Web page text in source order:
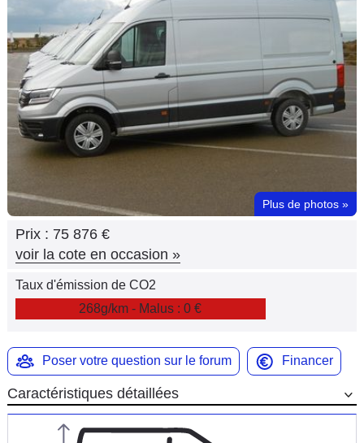
Utilitaires
Flottes
Auto
Services
Forum
Moto
Marques
Plus de photos »
Prix : 75 876 €
voir la cote en occasion »
Taux d'émission de CO2
268g/km - Malus : 0 €
Poser votre question sur le forum Financer
Caractéristiques détaillées